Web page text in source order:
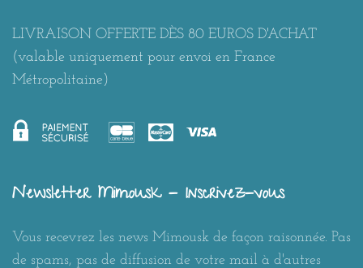
LIVRAISON OFFERTE DÈS 80 EUROS D'ACHAT
(valable uniquement pour envoi en France
Métropolitaine)
Newsletter Mimousk - Inscrivez-vous
Vous recevrez les news Mimousk de façon raisonnée. Pas
de spams, pas de diffusion de votre mail à d'autres